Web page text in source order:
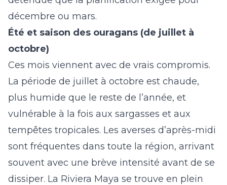
décembre ou mars.
Été et saison des ouragans (de juillet à
octobre)
Ces mois viennent avec de vrais compromis.
La période de juillet à octobre est chaude,
plus humide que le reste de l’année, et
vulnérable à la fois aux sargasses et aux
tempêtes tropicales. Les averses d’après-midi
sont fréquentes dans toute la région, arrivant
souvent avec une brève intensité avant de se
dissiper. La Riviera Maya se trouve en plein